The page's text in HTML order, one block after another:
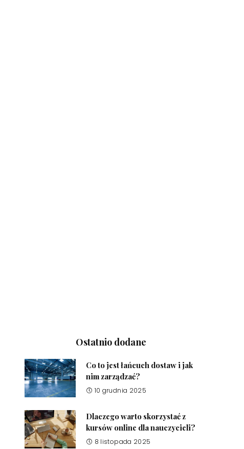
Ostatnio dodane
Co to jest łańcuch dostaw i jak
nim zarządzać?
10 grudnia 2025
Dlaczego warto skorzystać z
kursów online dla nauczycieli?
8 listopada 2025